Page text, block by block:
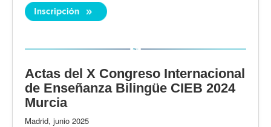
Actas del X Congreso Internacional
de Enseñanza Bilingüe CIEB 2024
Murcia
Madrid, junio 2025